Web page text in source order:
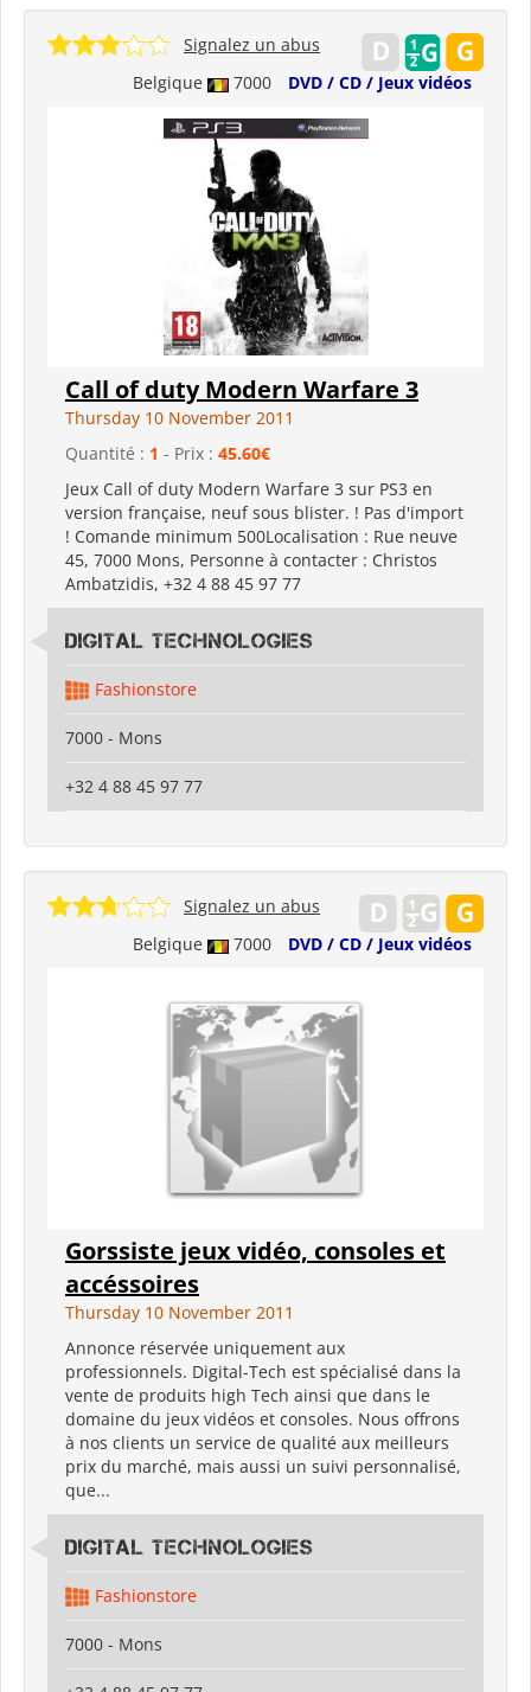
Belgique 7000 DVD / CD / Jeux vidéos
Signalez un abus
Call of duty Modern Warfare 3
Thursday 10 November 2011
Quantité : 1 - Prix : 45.60€
Jeux Call of duty Modern Warfare 3 sur PS3 en
version française, neuf sous blister. ! Pas d'import
! Comande minimum 500Localisation : Rue neuve
45, 7000 Mons, Personne à contacter : Christos
Ambatzidis, +32 4 88 45 97 77
Digital Technologies
Fashionstore
7000 - Mons
+32 4 88 45 97 77
Belgique 7000 DVD / CD / Jeux vidéos
Signalez un abus
Gorssiste jeux vidéo, consoles et
accéssoires
Thursday 10 November 2011
Annonce réservée uniquement aux
professionnels. Digital-Tech est spécialisé dans la
vente de produits high Tech ainsi que dans le
domaine du jeux vidéos et consoles. Nous offrons
à nos clients un service de qualité aux meilleurs
prix du marché, mais aussi un suivi personnalisé,
que...
Digital Technologies
Fashionstore
7000 - Mons